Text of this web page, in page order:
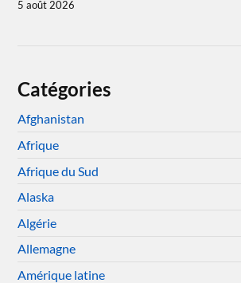
5 août 2026
Catégories
Afghanistan
Afrique
Afrique du Sud
Alaska
Algérie
Allemagne
Amérique latine